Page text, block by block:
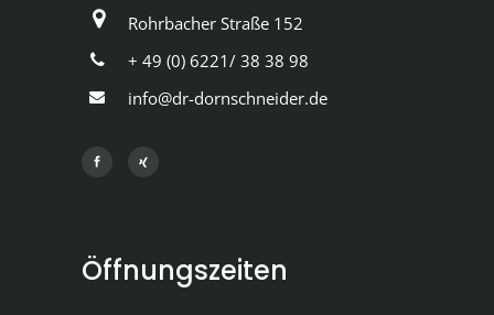
Rohrbacher Straße 152
+ 49 (0) 6221/ 38 38 98
info@dr-dornschneider.de
Öffnungszeiten